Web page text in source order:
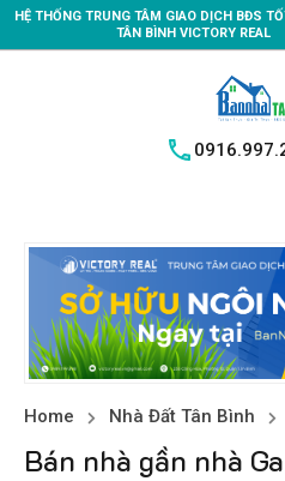
#1 Bất động sản quận Tân
Home Nhà Đất Tân Bình
Bán nhà gần nhà
HỆ THỐNG TRUNG TÂM GIAO DỊCH BĐS
TÂN BÌNHVICTORY REAL